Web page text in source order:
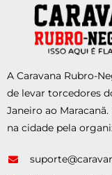
A Caravana Rubro-
de levar torcedores
Janeiro ao
na cidade pela